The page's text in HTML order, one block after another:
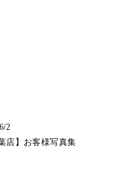
2
店】お客様写真集